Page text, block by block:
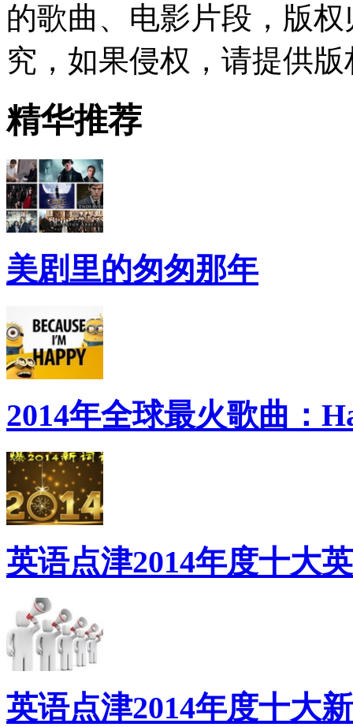
的歌曲、电影片段，版
究，如果侵权，请提供
精华推荐
美剧里的匆匆那年
2014年全球最火歌曲：
英语点津2014年度十大
英语点津2014年度十大